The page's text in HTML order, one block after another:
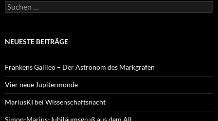
Suchen
nach:
NEUESTE BEITRÄGE
Frankens Galileo – Der Astronom des Markgrafen
Vier neue Jupitermonde
MariusKI bei Wissenschaftsnacht